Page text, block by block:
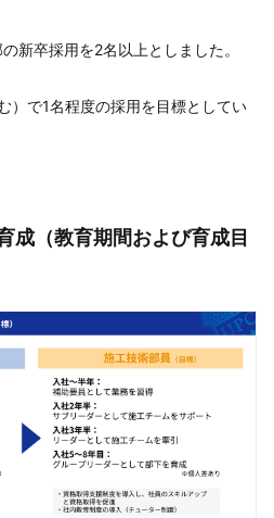
新卒採用を2名以上としました。
）で1名程度の採用を目標としてい
成（教育期間および育成目